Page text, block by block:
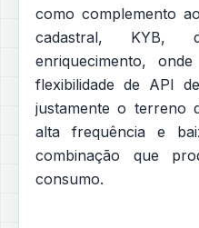
como complemento
cadastral, KYB,
enriquecimento,
flexibilidade de API
justamente o terreno
alta frequência e
combinação que
consumo.